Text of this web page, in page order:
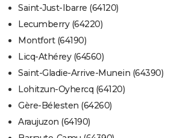
Saint-Just-Ibarre (64120)
Lecumberry (64220)
Montfort (64190)
Licq-Athérey (64560)
Saint-Gladie-Arrive-Munein (64390)
Lohitzun-Oyhercq (64120)
Gère-Bélesten (64260)
Araujuzon (64190)